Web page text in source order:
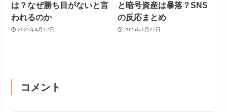
は？なぜ勝ち目がないと言
われるのか
2025年4月12日
と暗号資産は暴落？SNS
の反応まとめ
2025年1月27日
コメント